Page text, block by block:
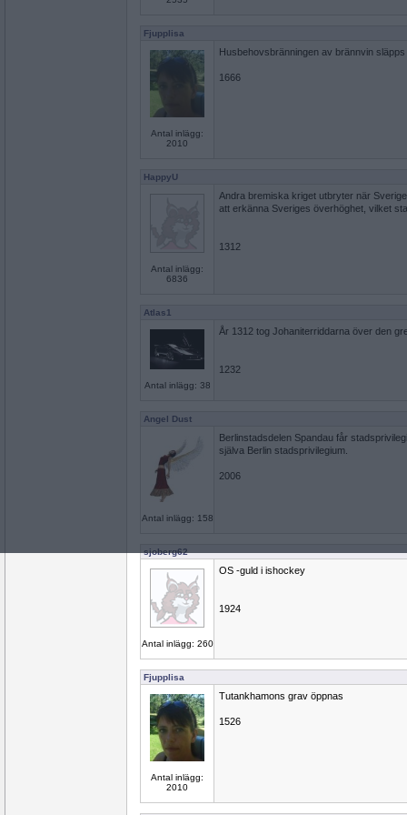
Fjupplisa
Antal inlägg:
2010
Husbehovsbränningen av brännvin
1666
HappyU
Antal inlägg:
6836
Andra bremiska kriget utbryter när
att erkänna Sveriges överhöghet, vilket
1312
Atlas1
Antal inlägg: 38
År 1312 tog Johaniterriddarna över den
1232
Angel Dust
Antal inlägg: 158
Berlinstadsdelen Spandau får
själva Berlin stadsprivilegium.
2006
sjoberg62
Antal inlägg: 260
OS -guld i ishockey
1924
Fjupplisa
Antal inlägg:
2010
Tutankhamons grav öppnas
1526